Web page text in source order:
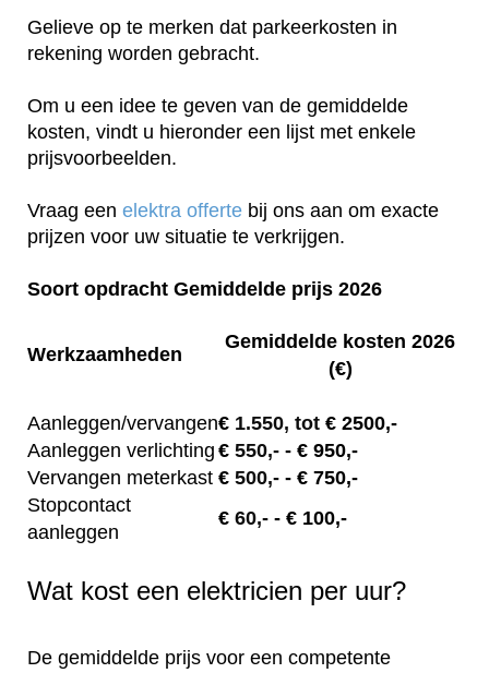
Gelieve op te merken dat parkeerkosten in
rekening worden gebracht.
Om u een idee te geven van de gemiddelde
kosten, vindt u hieronder een lijst met enkele
prijsvoorbeelden.
Vraag een elektra offerte bij ons aan om exacte
prijzen voor uw situatie te verkrijgen.
Soort opdracht Gemiddelde prijs 2026
Werkzaamheden
Gemiddelde kosten 2026
(€)
Aanleggen/vervangen€ 1.550, tot € 2500,-
Aanleggen verlichting € 550,- - € 950,-
Vervangen meterkast € 500,- - € 750,-
Stopcontact
aanleggen
€ 60,- - € 100,-
Wat kost een elektricien per uur?
De gemiddelde prijs voor een competente